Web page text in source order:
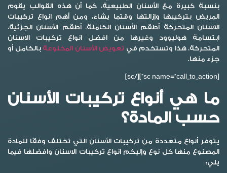
بنسبة كبيرة مع الأسنان الطبيعية، كما أن هذه القوالب يقوم
المريض بتركيبها وإزالتها وقتما يشاء، ومن أهم انواع تركيبات
الاسنان المتحركة أطقم الأسنان الكاملة، أطقم الأسنان الجزئية،
ابتسامة هوليوود وغيرها من افضل انواع تركيبات الاسنان
المتحركة، هذا وتستخدم في تعويض الأسنان المخلوعة بالكامل أو
جزء منها.
[sc name=”call_to_action”][/sc]
ما هي أنواع تركيبات الأسنان
حسب المادة؟
يتوفر أنواع متعددة من تركيبات الأسنان التي تختلف وفقًا للمادة
المصنوع منها كل نوع وإليكم انواع تركيبات الاسنان وافضلها فيما
يلي: